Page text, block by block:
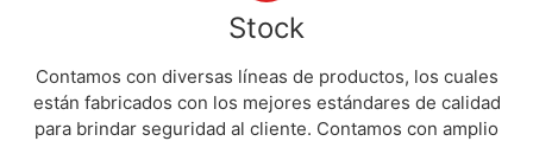
Stock
Contamos con diversas líneas de productos, los cuales
están fabricados con los mejores estándares de calidad
para brindar seguridad al cliente. Contamos con amplio